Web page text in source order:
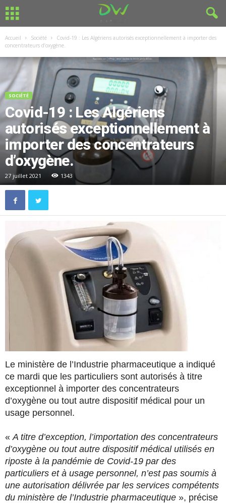
Accueil Société
Covid-19 : Les Algériens autorisés exceptionnellement à importer des
concentrateurs d’oxygène.
SOCIÉTÉ
Covid-19 : Les Algériens
autorisés exceptionnellement à
importer des concentrateurs
d’oxygène.
27 juillet 2021 1343
Le ministère de l’Industrie pharmaceutique a indiqué
ce mardi que les particuliers sont autorisés à titre
exceptionnel à importer des concentrateurs
d’oxygène ou tout autre dispositif médical pour un
usage personnel.
« A titre d’exception, l’importation des concentrateurs
d’oxygène ou tout autre dispositif médical utilisés en
riposte à la pandémie de Covid-19 par des
particuliers et à usage personnel, n’est pas soumis à
une autorisation délivrée par les services compétents
du ministère de l’Industrie pharmaceutique », précise